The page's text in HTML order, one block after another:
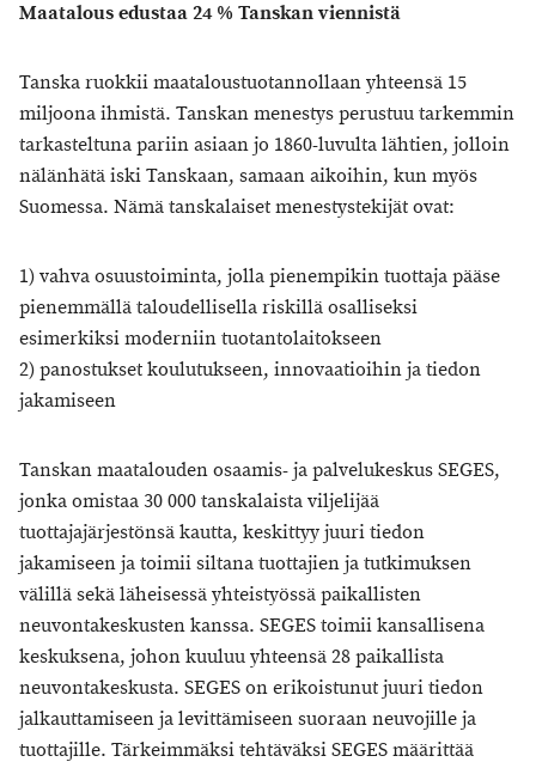
Maatalous edustaa 24 % Tanskan viennistä
Tanska ruokkii maataloustuotannollaan yhteensä 15
miljoona ihmistä. Tanskan menestys perustuu tarkemmin
tarkasteltuna pariin asiaan jo 1860-luvulta lähtien, jolloin
nälänhätä iski Tanskaan, samaan aikoihin, kun myös
Suomessa. Nämä tanskalaiset menestystekijät ovat:
1) vahva osuustoiminta, jolla pienempikin tuottaja pääse
pienemmällä taloudellisella riskillä osalliseksi
esimerkiksi moderniin tuotantolaitokseen
2) panostukset koulutukseen, innovaatioihin ja tiedon
jakamiseen
Tanskan maatalouden osaamis- ja palvelukeskus SEGES,
jonka omistaa 30 000 tanskalaista viljelijää
tuottajajärjestönsä kautta, keskittyy juuri tiedon
jakamiseen ja toimii siltana tuottajien ja tutkimuksen
välillä sekä läheisessä yhteistyössä paikallisten
neuvontakeskusten kanssa. SEGES toimii kansallisena
keskuksena, johon kuuluu yhteensä 28 paikallista
neuvontakeskusta. SEGES on erikoistunut juuri tiedon
jalkauttamiseen ja levittämiseen suoraan neuvojille ja
tuottajille. Tärkeimmäksi tehtäväksi SEGES määrittää